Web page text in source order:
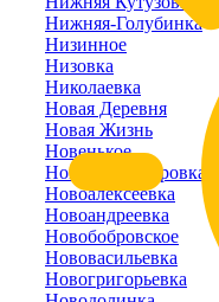
Нижняя-Голубинка
Низинное
Низовка
Николаевка
Новая Деревня
Новая Жизнь
Новенькое
Новоалександровка
Новоалексеевка
Новоандреевка
Новобобровское
Нововасильевка
Новогригорьевка